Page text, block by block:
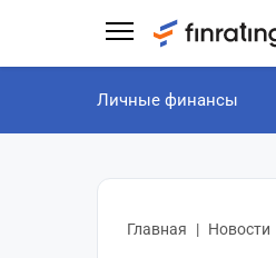
Личные финансы
Главная Новости